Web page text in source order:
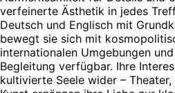
verfeinerte Ästhetik in jedes
Deutsch und Englisch mit
bewegt sie sich mit
internationalen Umgebungen
Begleitung verfügbar. Ihre
kultivierte Seele wider –